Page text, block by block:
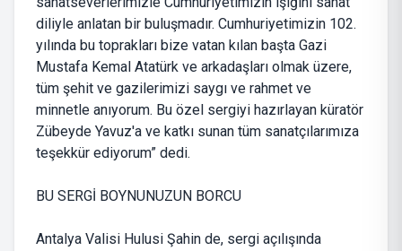
diliyle anlatan bir buluşmadır. Cumhuriyetimizin 102.
yılında bu toprakları bize vatan kılan başta Gazi
Mustafa Kemal Atatürk ve arkadaşları olmak üzere,
tüm şehit ve gazilerimizi saygı ve rahmet ve
minnetle anıyorum. Bu özel sergiyi hazırlayan küratör
Zübeyde Yavuz'a ve katkı sunan tüm sanatçılarımıza
teşekkür ediyorum” dedi.
BU SERGİ BOYNUNUZUN BORCU
Antalya Valisi Hulusi Şahin de, sergi açılışında